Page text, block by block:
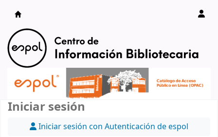
Catálogo en línea
Iniciar sesión
Iniciar sesión con Autenticación de espol